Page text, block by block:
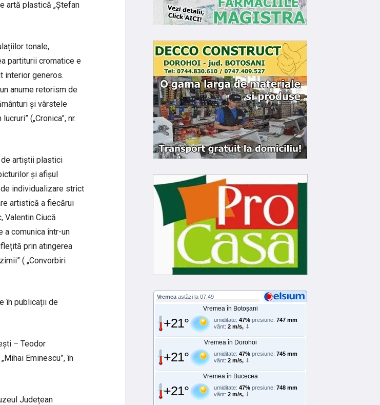
artă plastică „Ștefan
tonale,
partiturii cromatice e
interior generos.
anume retorism de
și vârstele
(„Cronica”, nr.
de artiștii plastici
și afișul
individualizare strict
artistică a fiecărui
Valentin Ciucă
a comunica într-un
prin atingerea
( „Convorbiri
în publicații de
– Teodor
Eminescu”, în
Județean
Vremea astăzi la 07:49
Vremea în Botoșani
+21° umiditate: 47% presiune: 747 mm
vânt: 2 m/s,
Vremea în Dorohoi
+21° umiditate: 47% presiune: 745 mm
vânt: 2 m/s,
Vremea în Bucecea
+21° umiditate: 47% presiune: 748 mm
vânt: 2 m/s,